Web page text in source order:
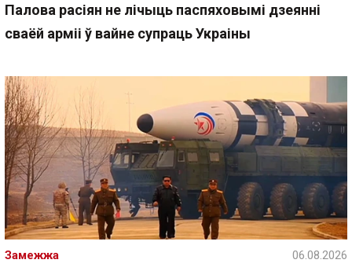
Палова расіян не лічыць паспяховымі дзеянні
сваёй арміі ў вайне супраць Украіны
Замежжа 06.08.2026